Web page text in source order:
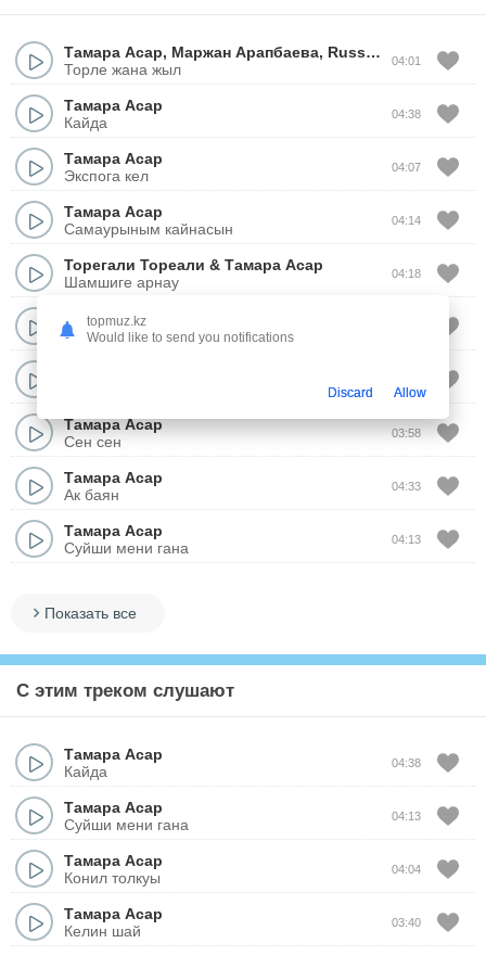
Тамара Асар, Маржан Арапбаева, Russ Mendy &Seri
Торле жана жыл
04:01
Тамара Асар
Кайда
04:38
Тамара Асар
Экспога кел
04:07
Тамара Асар
Самаурыным кайнасын
04:14
Торегали Тореали & Тамара Асар
Шамшиге арнау
04:18
Тамара Асар
Журек багынбайды
Тамара Асар
Сен сен
03:58
Тамара Асар
Ак баян
04:33
Тамара Асар
Суйши мени гана
04:13
Показать все
С этим треком слушают
Тамара Асар
Кайда
04:38
Тамара Асар
Суйши мени гана
04:13
Тамара Асар
Конил толкуы
04:04
Тамара Асар
Келин шай
03:40
topmuz.kz
Would like to send you notifications
Discard Allow